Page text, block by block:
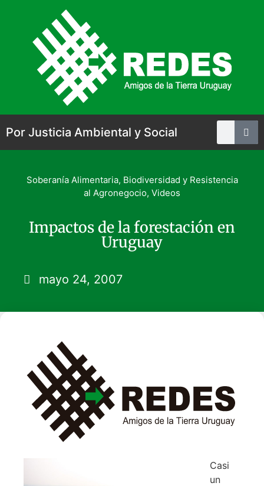
Por Justicia Ambiental y Social
Soberanía Alimentaria, Biodiversidad y Resistencia
al Agronegocio, Videos
Impactos de la forestación en
Uruguay
mayo 24, 2007
Casi
un